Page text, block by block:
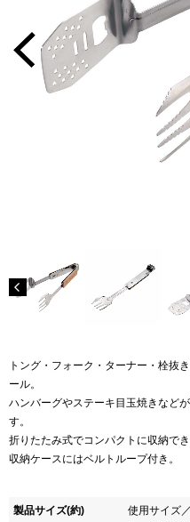
トング・フォーク・ターナー・栓抜
ール。
ハンバーグやステーキ目玉焼きなど
す。
折りたたみ式でコンパクトに収納でき
収納ケースにはベルトループ付き。
製品サイズ(約)
使用サイズ